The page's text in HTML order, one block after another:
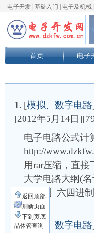
电子开发 基础入门 电子及机械
首页 电子
1. [模拟、数字电路]
[2012年5月14日
电子电路公式计
http://
用rar压缩，直
大学电路大纲(
二进制_六四进
2.[模拟、数字电路]
返回顶部
刷新页面
下到页底
晶体管查询